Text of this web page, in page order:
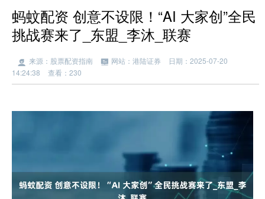
蚂蚊配资 创意不设限！“AI 大家创”全民
挑战赛来了_东盟_李沐_联赛
来源：股票配资指南 网站：港陆证券
日期：2025-07-20
14:24:38
查看：230